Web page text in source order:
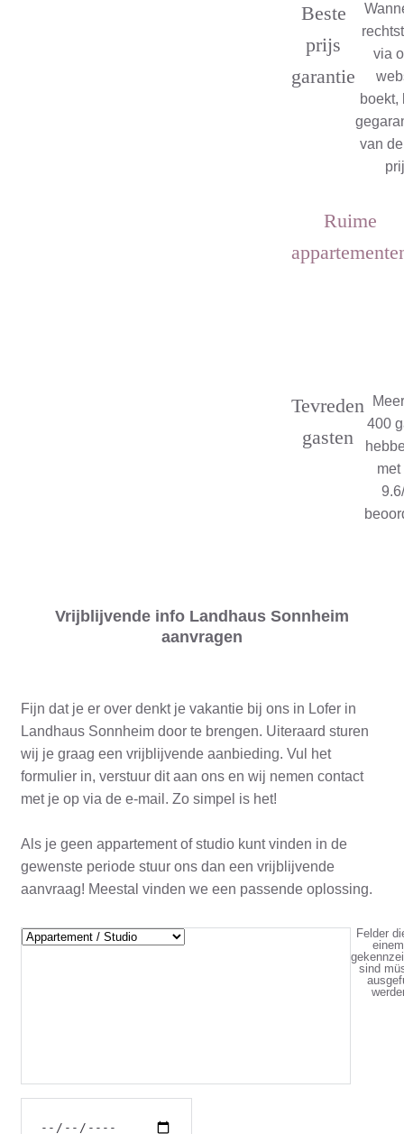
Beste
prijs
garantie
via
boekt,
van
Ruime
Tevreden
gasten
400
met
Vrijblijvende info Landhaus Sonnheim
aanvragen
Fijn dat je er over denkt je vakantie bij ons in Lofer in
Landhaus Sonnheim door te brengen. Uiteraard sturen
wij je graag een vrijblijvende aanbieding. Vul het
formulier in, verstuur dit aan ons en wij nemen contact
met je op via de e-mail. Zo simpel is het!
Als je geen appartement of studio kunt vinden in de
gewenste periode stuur ons dan een vrijblijvende
aanvraag! Meestal vinden we een passende oplossing.
Felder
sind